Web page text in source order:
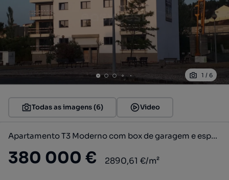
1 / 6
Todas as imagens (6) Video
Apartamento T3 Moderno com box de garagem e espaço exterior no Amea...
380 000 € 2890,61 €/m²